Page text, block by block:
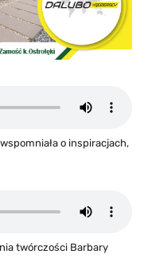
o inspiracjach,
twórczości Barbary